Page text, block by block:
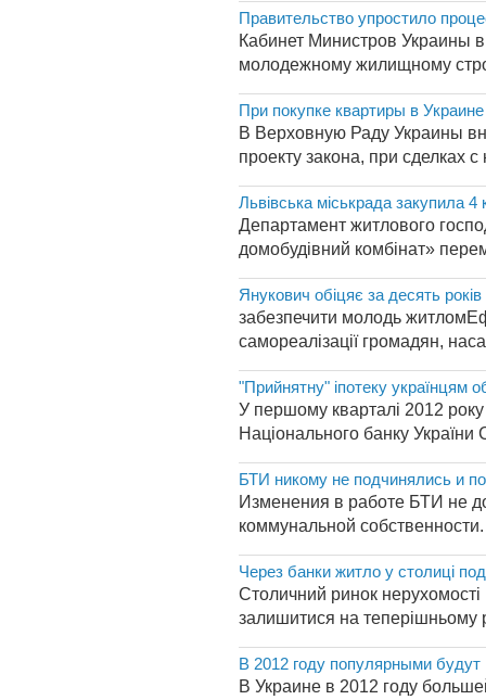
Правительство упростило
Кабинет Министров Украины
молодежному жилищному
При покупке квартиры в
В Верховную Раду Украины
проекту закона, при сделках
Львівська міськрада закупила 4
Департамент житлового
домобудівний комбінат»
Янукович обіцяє за десять
забезпечити молодь
самореалізації громадян,
"Прийнятну" іпотеку українцям
У першому кварталі 2012
Національного банку
БТИ никому не подчинялись и
Изменения в работе БТИ не
коммунальной
Через банки житло у столиці
Столичний ринок
залишитися на теперішньому
В 2012 году популярными
В Украине в 2012 году